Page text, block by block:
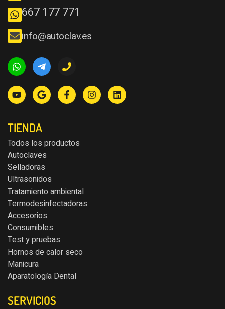
667 177 771
info@autoclav.es
TIENDA
Todos los productos
Autoclaves
Selladoras
Ultrasonidos
Tratamiento ambiental
Termodesinfectadoras
Accesorios
Consumibles
Test y pruebas
Hornos de calor seco
Manicura
Aparatología Dental
SERVICIOS